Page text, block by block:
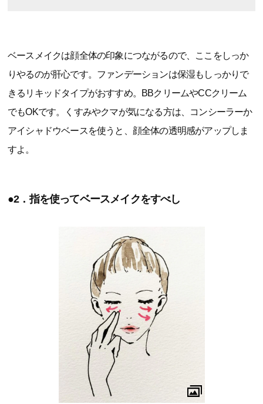
ベースメイクは顔全体の印象につながるので、ここをしっか
りやるのが肝心です。ファンデーションは保湿もしっかりで
きるリキッドタイプがおすすめ。BBクリームやCCクリーム
でもOKです。くすみやクマが気になる方は、コンシーラーか
アイシャドウベースを使うと、顔全体の透明感がアップしま
すよ。
●2．指を使ってベースメイクをすべし